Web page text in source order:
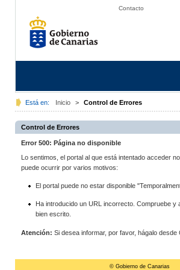
Contacto
Está en: Inicio > Control de Errores
Control de Errores
Error 500: Página no disponible
Lo sentimos, el portal al que está intentado acceder
puede ocurrir por varios motivos:
El portal puede no estar disponible
Ha introducido un URL incorrecto. Compruebe y
bien escrito.
Atención: Si desea informar, por favor, hágalo desde
© Gobierno de Canarias